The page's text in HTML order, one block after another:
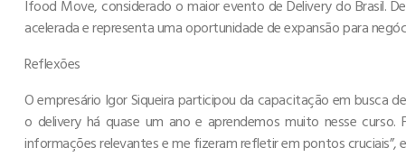
Ifood Move, considerado o maior evento de Delivery do Brasil.
acelerada e representa uma oportunidade de expansão para
Reflexões
O empresário Igor Siqueira participou da capacitação em busca
o delivery há quase um ano e aprendemos muito nesse
informações relevantes e me fizeram refletir em pontos cruciais”,